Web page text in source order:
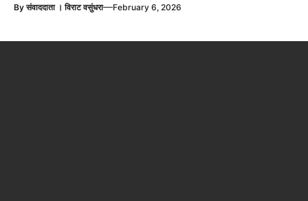
Byसंवाददाता । विराट वसुंधरा—February 6, 2026